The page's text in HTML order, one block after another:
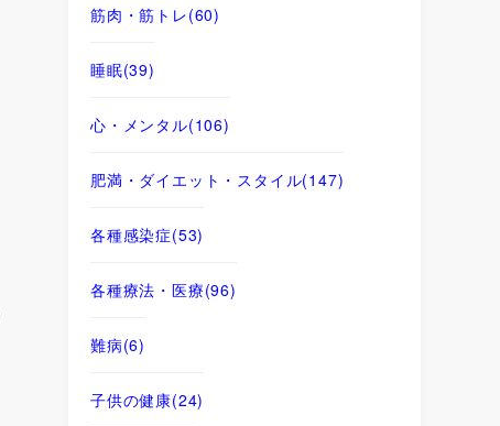
筋肉・筋トレ(60)
睡眠(39)
心・メンタル(106)
肥満・ダイエット・スタイル(147)
各種感染症(53)
各種療法・医療(96)
難病(6)
子供の健康(24)